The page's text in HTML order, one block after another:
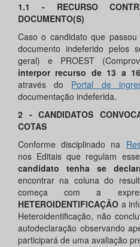
1.1 - RECURSO
DOCUMENTO(S)
Caso o candidato que
documento indeferido pelos
geral) e PROEST
interpor recurso de 13 a
através do Portal de
documentação indeferida.
2 - CANDIDATOS
COTAS
Conforme disciplinado na
nos Editais que regulam
candidato tenha se
encontrar na coluna do
começa com a
HETEROIDENTIFICAÇÃO a
Heteroidentificação, não
autodeclaração observando
participará de uma avaliação